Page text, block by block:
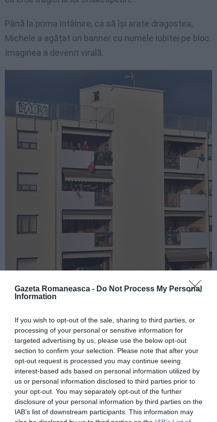
Gazeta Romaneasca - Do Not Process My Personal
Information
If you wish to opt-out of the sale, sharing to third parties, or
processing of your personal or sensitive information for
targeted advertising by us, please use the below opt-out
section to confirm your selection. Please note that after your
opt-out request is processed you may continue seeing
interest-based ads based on personal information utilized by
us or personal information disclosed to third parties prior to
your opt-out. You may separately opt-out of the further
disclosure of your personal information by third parties on the
IAB’s list of downstream participants. This information may
Până la prima întâlnire, ca să își arate dragostea,
Michele a agățat un banner cu numele iubitei pe bloc.
Imaginea a devenit virală.
pe discuții la telefon. Iar perechea s-a putut întâlni
efectiv, într-un parc din apropiere de locuința lor, în
luna mai. ”A fost totul atât de pur. Mi se pare că am
din nou 16 ani”, a spus Paola.
”Nu eram niciunul într-o relație. Dar ne-am îndrăgostit
nebunește. Ne sunam de zece ori pe zi”, a declarat și